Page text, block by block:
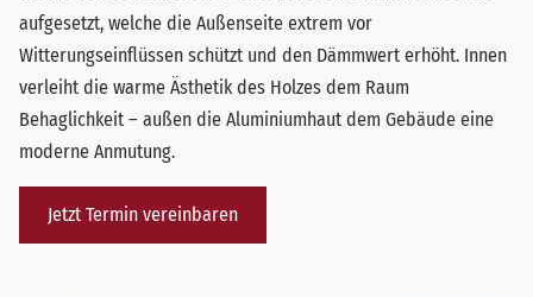
aufgesetzt, welche die Außenseite extrem vor
Witterungseinflüssen schützt und den Dämmwert erhöht. Innen
verleiht die warme Ästhetik des Holzes dem Raum
Behaglichkeit – außen die Aluminiumhaut dem Gebäude eine
moderne Anmutung.
Jetzt Termin vereinbaren